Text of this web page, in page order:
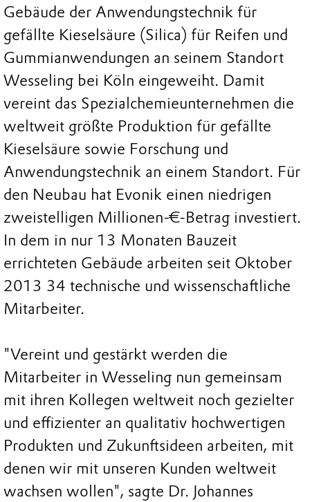
Gebäude der Anwendungstechnik für
gefällte Kieselsäure (Silica) für Reifen und
Gummianwendungen an seinem Standort
Wesseling bei Köln eingeweiht. Damit
vereint das Spezialchemieunternehmen die
weltweit größte Produktion für gefällte
Kieselsäure sowie Forschung und
Anwendungstechnik an einem Standort. Für
den Neubau hat Evonik einen niedrigen
zweistelligen Millionen-€-Betrag investiert.
In dem in nur 13 Monaten Bauzeit
errichteten Gebäude arbeiten seit Oktober
2013 34 technische und wissenschaftliche
Mitarbeiter.
"Vereint und gestärkt werden die
Mitarbeiter in Wesseling nun gemeinsam
mit ihren Kollegen weltweit noch gezielter
und effizienter an qualitativ hochwertigen
Produkten und Zukunftsideen arbeiten, mit
denen wir mit unseren Kunden weltweit
wachsen wollen", sagte Dr. Johannes